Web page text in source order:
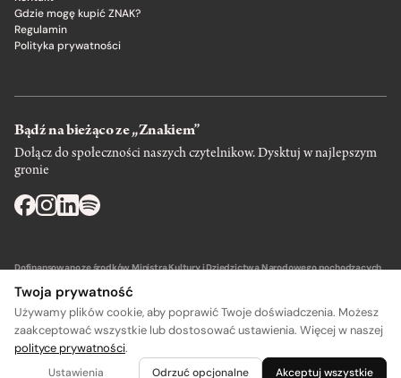
Gdzie mogę kupić ZNAK?
Regulamin
Polityka prywatności
Bądź na bieżąco ze „Znakiem”
Dołącz do społeczności naszych czytelnikow. Dysktuj w najlepszym
gronie
Dofinansowano ze środków Ministra Kultury i Dziedzictwa Narodowego pochodzących
Wydawca: SIW Znak w Krakowie
Twoja prywatność
Używamy plików cookie, aby poprawić Twoje doświadczenia. Możesz
zaakceptować wszystkie lub dostosować ustawienia. Więcej w naszej
polityce prywatności.
Ustawienia Odrzuć opcjonalne Akceptuj wszystkie